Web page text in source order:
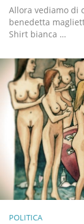
Allora vediamo di
benedetta
Shirt bianca …
POLITICA